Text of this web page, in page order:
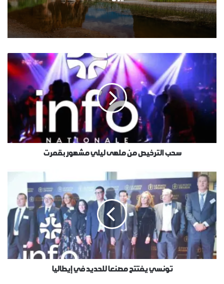
سحب الترخيص من ملهى ليلي مشهور بقمرت
تونسي يفتتح مصنعا للحديد في إيطاليا